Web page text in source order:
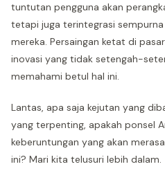
tuntutan pengguna akan
tetapi juga terintegrasi
mereka. Persaingan ketat di
inovasi yang tidak setengah-
memahami betul hal ini.
Lantas, apa saja kejutan yang
yang terpenting, apakah ponsel
keberuntungan yang akan
ini? Mari kita telusuri lebih dalam.